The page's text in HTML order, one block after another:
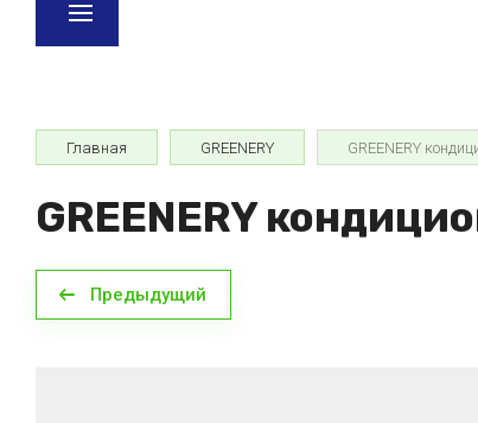
Главная GREENERY GREENERY
GREENERY
Предыдущий